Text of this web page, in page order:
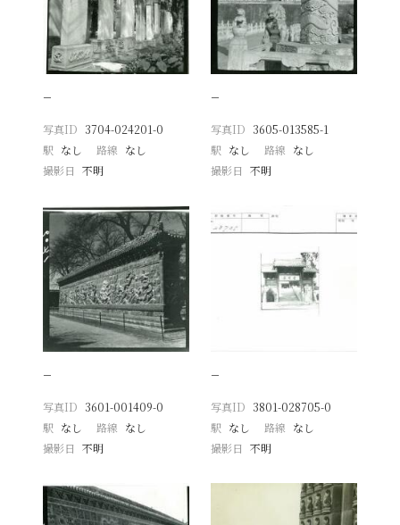
−
写真ID 3704-024201-0
駅 なし 路線 なし
撮影日
不明
−
写真ID 3605-013585-1
駅 なし 路線 なし
撮影日 不明
−
写真ID 3601-001409-0
駅 なし 路線 なし
撮影日
不明
−
写真ID 3801-028705-0
駅 なし 路線 なし
撮影日 不明